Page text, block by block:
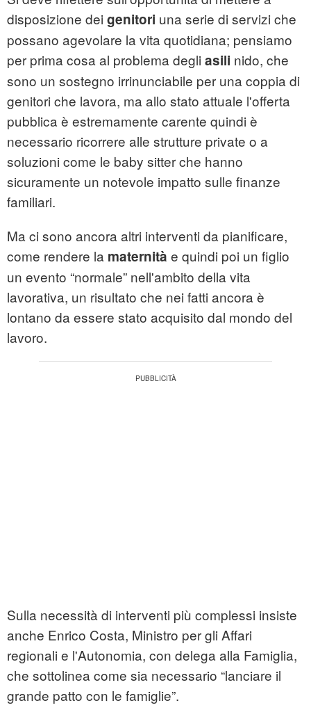
disposizione dei genitori una serie di servizi che
possano agevolare la vita quotidiana; pensiamo
per prima cosa al problema degli asili nido, che
sono un sostegno irrinunciabile per una coppia di
genitori che lavora, ma allo stato attuale l'offerta
pubblica è estremamente carente quindi è
necessario ricorrere alle strutture private o a
soluzioni come le baby sitter che hanno
sicuramente un notevole impatto sulle finanze
familiari.
Ma ci sono ancora altri interventi da pianificare,
come rendere la maternità e quindi poi un figlio
un evento “normale” nell'ambito della vita
lavorativa, un risultato che nei fatti ancora è
lontano da essere stato acquisito dal mondo del
lavoro.
Sulla necessità di interventi più complessi insiste
anche Enrico Costa, Ministro per gli Affari
regionali e l'Autonomia, con delega alla Famiglia,
che sottolinea come sia necessario “lanciare il
grande patto con le famiglie”.